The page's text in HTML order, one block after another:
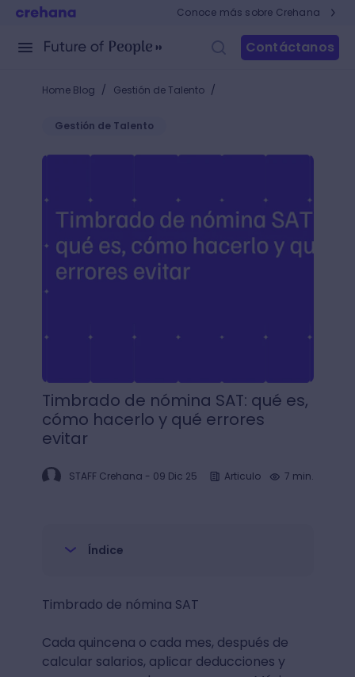
Conoce más sobre Crehana
Contáctanos
Home Blog / Gestión de Talento /
Gestión de Talento
Timbrado de nómina SAT: qué es, cómo hacerlo y
Timbrado de nómina SAT: qué es,
cómo hacerlo y qué errores
evitar
STAFF Crehana - 09 Dic 25 Articulo 7 min.
Índice
Timbrado de nómina SAT
Cada quincena o cada mes, después de
calcular salarios, aplicar deducciones y